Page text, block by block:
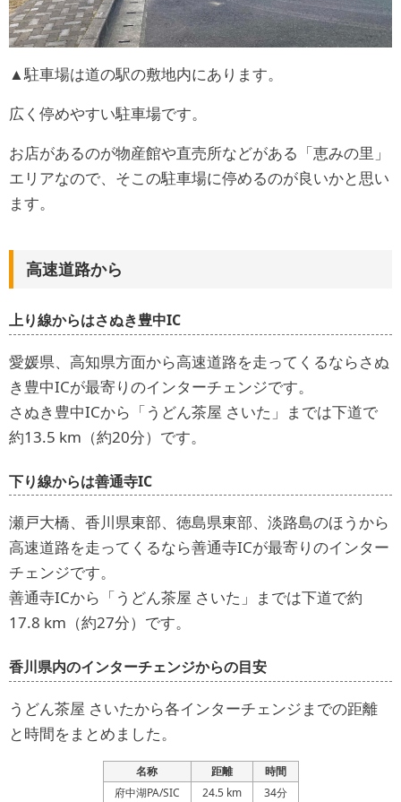
▲駐車場は道の駅の敷地内にあります。
広く停めやすい駐車場です。
お店があるのが物産館や直売所などがある「恵みの里」
エリアなので、そこの駐車場に停めるのが良いかと思い
ます。
高速道路から
上り線からはさぬき豊中IC
愛媛県、高知県方面から高速道路を走ってくるならさぬ
き豊中ICが最寄りのインターチェンジです。
さぬき豊中ICから「うどん茶屋 さいた」までは下道で
約13.5 km（約20分）です。
下り線からは善通寺IC
瀬戸大橋、香川県東部、徳島県東部、淡路島のほうから
高速道路を走ってくるなら善通寺ICが最寄りのインター
チェンジです。
善通寺ICから「うどん茶屋 さいた」までは下道で約
17.8 km（約27分）です。
香川県内のインターチェンジからの目安
うどん茶屋 さいたから各インターチェンジまでの距離
と時間をまとめました。
名称 距離
時間
府中湖PA/SIC
24.5 km
34分